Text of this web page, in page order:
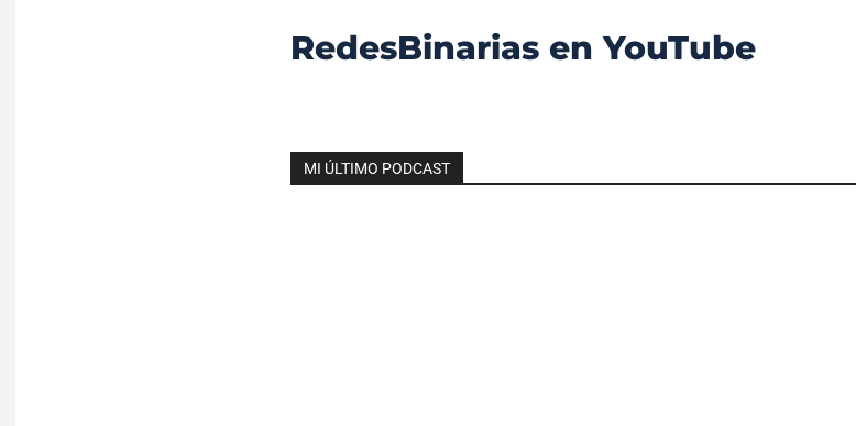
RedesBinarias en YouTube
MI ÚLTIMO PODCAST